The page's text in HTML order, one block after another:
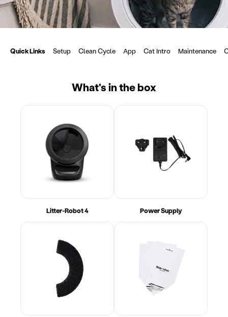
Quick Links Setup Clean Cycle App Cat Intro Maintenance
What's in the box
Litter-Robot 4 Power Supply